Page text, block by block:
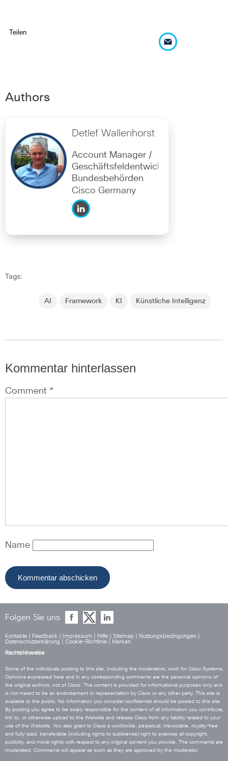
Teilen
Authors
Detlef Wallenhorst
Account Manager /
Geschäftsfeldentwicklung
Bundesbehörden
Cisco Germany
Tags:
AI Framework KI Künstliche Intelligenz
Kommentar hinterlassen
Comment *
Name
Folgen Sie uns
Kontakte Feedback Impressum Hilfe Sitemap Nutzungsbedingungen
Datenschutzerklärung
Cookie-Richtlinie
Marken
Rechtshinweise
Some of the individuals posting to this site, including the moderators, work for Cisco Systems.
Opinions expressed here and in any corresponding comments are the personal opinions of
the original authors, not of Cisco. The content is provided for informational purposes only and
is not meant to be an endorsement or representation by Cisco or any other party. This site is
available to the public. No information you consider confidential should be posted to this site.
By posting you agree to be solely responsible for the content of all information you contribute,
link to, or otherwise upload to the Website and release Cisco from any liability related to your
use of the Website. You also grant to Cisco a worldwide, perpetual, irrevocable, royalty-free
and fully-paid, transferable (including rights to sublicense) right to exercise all copyright,
publicity, and moral rights with respect to any original content you provide. The comments are
moderated. Comments will appear as soon as they are approved by the moderator.